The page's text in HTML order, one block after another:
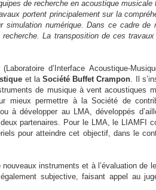
de recherche en acoustique musicale
portent principalement sur la
numérique. Dans ce cadre de
La transposition de ces
d’Interface Acoustique-
et laSociété Buffet Crampon. Il
de musique à vent acoustiques
mieux permettre à la Société de
à développer au LMA, développés
partenaires. Pour le LMA, le LIAMFI
pour atteindre cet objectif, dans le
instruments et à l’évaluation de
subjective, faisant appel au